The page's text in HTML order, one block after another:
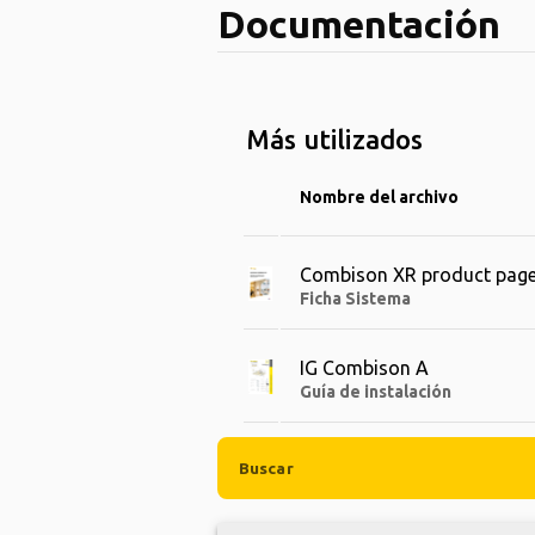
Documentación
Más utilizados
Nombre del archivo
Combison XR product
Ficha Sistema
IG Combison A
Guía de instalación